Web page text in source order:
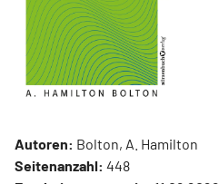
Autoren: Bolton, A. Hamilton
Seitenanzahl: 448